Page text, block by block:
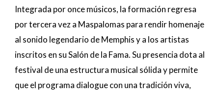
Integrada por once músicos, la formación regresa
por tercera vez a Maspalomas para rendir homenaje
al sonido legendario de Memphis y a los artistas
inscritos en su Salón de la Fama. Su presencia dota al
festival de una estructura musical sólida y permite
que el programa dialogue con una tradición viva,